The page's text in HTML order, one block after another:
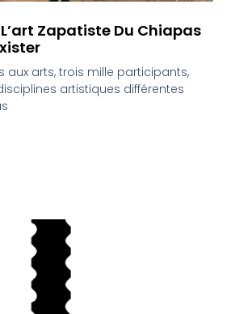
L’art Zapatiste Du Chiapas
aux arts, trois mille participants,
artistiques différentes